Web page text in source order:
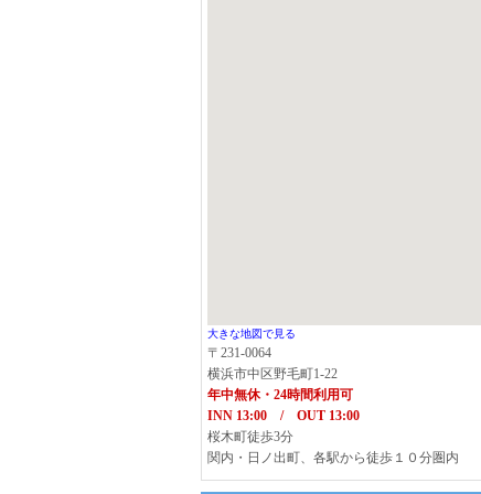
大きな地図で見る
〒231-0064
横浜市中区野毛町1-22
年中無休・24時間利用可
INN 13:00 / OUT 13:00
桜木町徒歩3分
関内・日ノ出町、各駅から徒歩１０分圏内